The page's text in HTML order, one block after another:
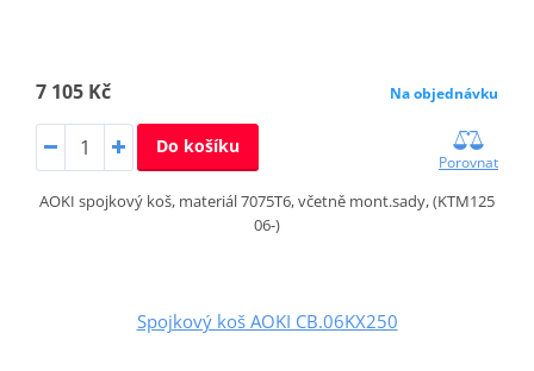
7 105 Kč Na objednávku
Do košíku
Porovnat
AOKI spojkový koš, materiál 7075T6, včetně mont.sady, (KTM125
06-)
Spojkový koš AOKI CB.06KX250